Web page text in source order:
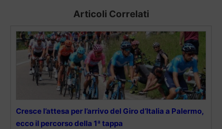
Articoli Correlati
Cresce l’attesa per l’arrivo del Giro d’Italia a Palermo,
ecco il percorso della 1ª tappa